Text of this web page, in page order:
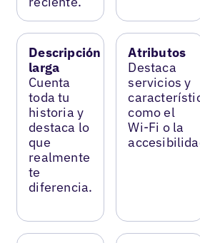
Descripción
larga
Cuenta
toda tu
historia y
destaca lo
que
realmente
te
diferencia.
Atributos
Destaca
servicios y
como el
Wi-Fi o la